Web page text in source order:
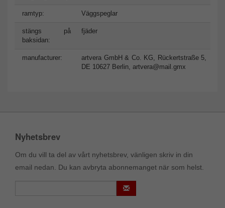
ramtyp: Väggspeglar
stängs på
baksidan:
fjäder
manufacturer:
artvera GmbH & Co. KG, Rückertstraße 5,
DE 10627 Berlin, artvera@mail.gmx
Nyhetsbrev
Om du vill ta del av vårt nyhetsbrev, vänligen skriv in din
email nedan. Du kan avbryta abonnemanget när som helst.